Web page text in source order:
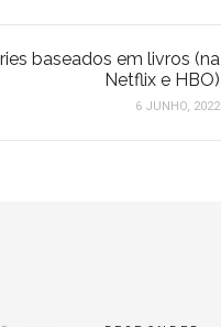
baseados em livros (na
Netflix e HBO)
6 JUNHO, 2022